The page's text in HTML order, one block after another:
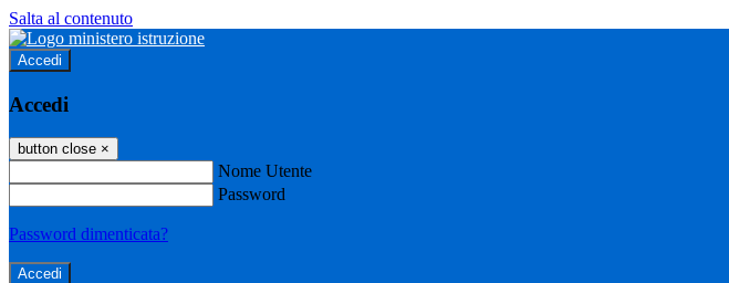
Salta al contenuto
Accedi
Accedi
button close ×
Nome Utente
Password
Password dimenticata?